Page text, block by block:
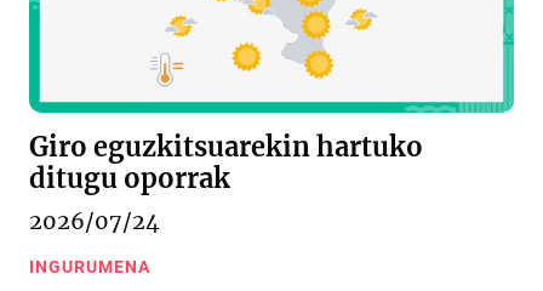
Giro eguzkitsuarekin hartuko
ditugu oporrak
2026/07/24
INGURUMENA